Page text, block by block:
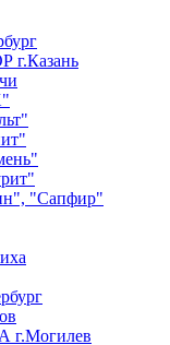
"Сапфир"